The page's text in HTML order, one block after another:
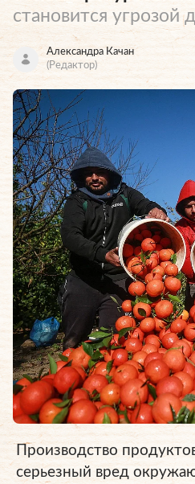
становится угрозой
Александра Качан
(Редактор)
Производство
серьезный вред